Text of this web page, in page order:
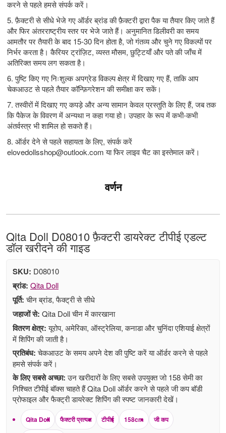
करने से पहले हमसे संपर्क करें।
5. फ़ैक्टरी से सीधे भेजे गए ऑर्डर ब्रांड की फ़ैक्टरी द्वारा पैक या तैयार किए जाते हैं
और फिर अंतरराष्ट्रीय स्तर पर भेजे जाते हैं। अनुमानित डिलीवरी का समय
आमतौर पर तैयारी के बाद 15-30 दिन होता है, जो गंतव्य और चुने गए विकल्पों पर
निर्भर करता है। कैरियर ट्रांज़िट, व्यस्त मौसम, छुट्टियाँ और पते की जाँच में
अतिरिक्त समय लग सकता है।
6. पुष्टि किए गए निःशुल्क अपग्रेड विकल्प क्षेत्र में दिखाए गए हैं, ताकि आप
चेकआउट से पहले तैयार कॉन्फ़िगरेशन की समीक्षा कर सकें।
7. तस्वीरों में दिखाए गए कपड़े और अन्य सामान केवल प्रस्तुति के लिए हैं, जब तक
कि पैकेज के विवरण में अन्यथा न कहा गया हो। उपहार के रूप में कभी-कभी
अंतर्वस्त्र भी शामिल हो सकते हैं।
8. ऑर्डर देने से पहले सहायता के लिए, संपर्क करें
elovedollsshop@outlook.comया फिर लाइव चैट का इस्तेमाल करें।
वर्णन
Qita Doll D08010 फ़ैक्टरी डायरेक्ट टीपीई एडल्ट
डॉल खरीदने की गाइड
SKU: D08010
ब्रांड: Qita Doll
पूर्ति:चीन ब्रांड, फैक्ट्री से सीधे
जहाजों से: Qita Doll चीन में कारखाना
वितरण क्षेत्र:यूरोप, अमेरिका, ऑस्ट्रेलिया, कनाडा और चुनिंदा एशियाई क्षेत्रों
में शिपिंग की जाती है।
प्रतिबंध:चेकआउट के समय अपने देश की पुष्टि करें या ऑर्डर करने से पहले
हमसे संपर्क करें।
के लिए सबसे अच्छा:उन खरीदारों के लिए सबसे उपयुक्त जो 158 सेमी का
निश्चित टीपीई बॉक्स चाहते हैं Qita Doll ऑर्डर करने से पहले जी कप बॉडी
प्रोफाइल और फैक्ट्री डायरेक्ट शिपिंग की स्पष्ट जानकारी देखें।
Qita Doll फैक्टरी प्रत्यक्ष टीपीई 158cm जी कप